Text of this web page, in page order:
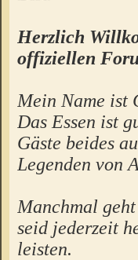
Herzlich
offiziellen
Mein Name ist
Das Essen ist
Gäste beides
Legenden von
Manchmal
seid jederzeit
leisten.